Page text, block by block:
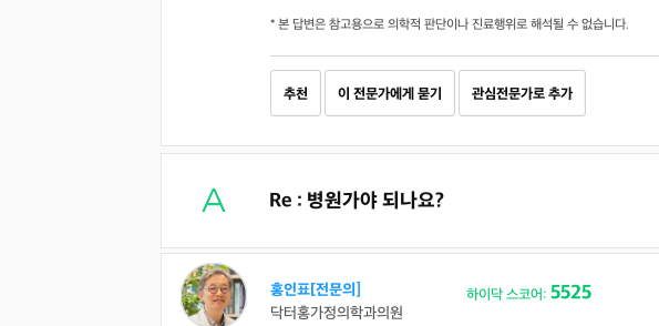
* 본 답변은 참고용으로 의학적 판단이나 진료행위로 해석될 수 없습니다.
추천 이 전문가에게 묻기 관심전문가로 추가
Re : 병원가야 되나요?
홍인표[전문의]
닥터홍가정의학과의원
하이닥 스코어: 5525